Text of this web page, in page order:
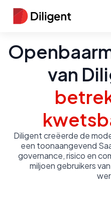
van
Diligent creëerde de
een toonaangevend
governance, risico en
miljoen gebruikers